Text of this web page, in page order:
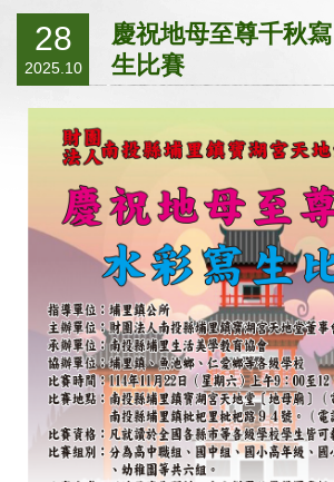
慶祝地母至尊千秋寫
生比賽
28
2025.10